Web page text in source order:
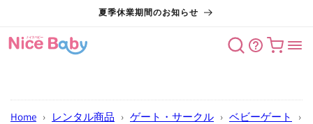
夏季休業期間のお知らせ
カート
Home › レンタル商品 › ゲート・サークル › ベビーゲート ›